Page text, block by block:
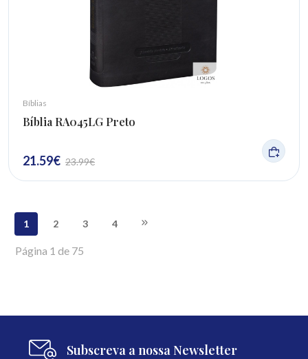
Bíblias
Bíblia RA045LG Preto
21.59€ 23.99€
1 2 3 4
Página 1 de 75
Subscreva a nossa Newsletter